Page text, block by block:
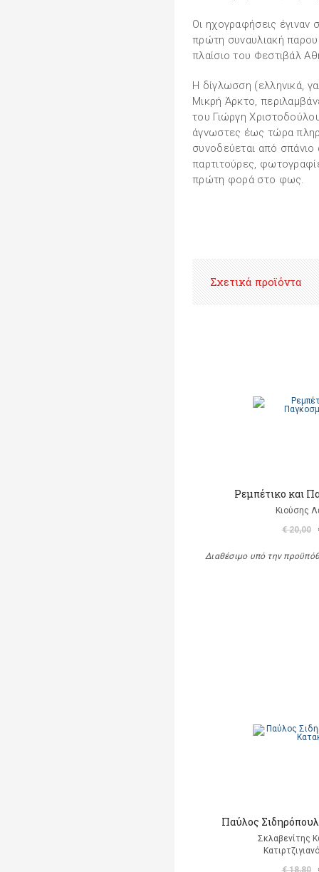
Οι ηχογραφήσεις
πρώτη συναυλιακή
πλαίσιο του Φεστιβάλ
H δίγλωσση (ελληνικά,
Mικρή Άρκτο,
του Γιώργη
άγνωστες έως τώρα
συνοδεύεται από
παρτιτούρες,
πρώτη φορά στο φως.
Σχετικά προϊόντα
Ρεμπέτικο και
Κιούσης
€ 20,00
Διαθέσιμο υπό την
Παύλος
Σκλαβενίτης
€ 18,80